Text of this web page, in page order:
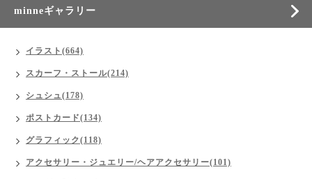
minneギャラリー
イラスト(664)
スカーフ・ストール(214)
シュシュ(178)
ポストカード(134)
グラフィック(118)
アクセサリー・ジュエリー/ヘアアクセサリー(101)